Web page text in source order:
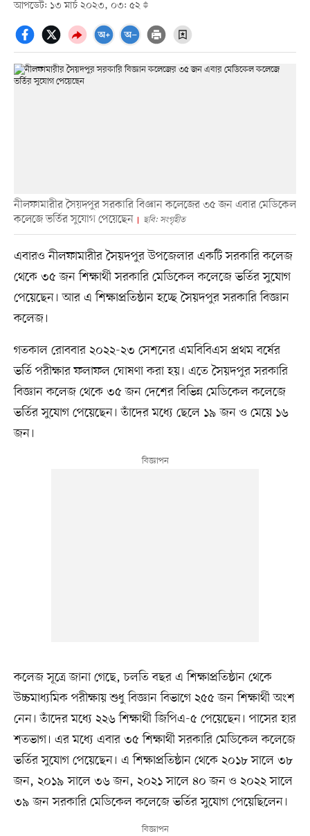
আপডেট: ১৩ মার্চ ২০২৩, ০৩: ৫২
নীলফামারীর সৈয়দপুর সরকারি বিজ্ঞান কলেজের ৩৫ জন এবার মেডিকেল
কলেজে ভর্তির সুযোগ পেয়েছেন
ছবি: সংগৃহীত
এবারও নীলফামারীর সৈয়দপুর উপজেলার একটি সরকারি কলেজ
থেকে ৩৫ জন শিক্ষার্থী সরকারি মেডিকেল কলেজে ভর্তির সুযোগ
পেয়েছেন। আর এ শিক্ষাপ্রতিষ্ঠান হচ্ছে সৈয়দপুর সরকারি বিজ্ঞান
কলেজ।
গতকাল রোববার ২০২২-২৩ সেশনের এমবিবিএস প্রথম বর্ষের
ভর্তি পরীক্ষার ফলাফল ঘোষণা করা হয়। এতে সৈয়দপুর সরকারি
বিজ্ঞান কলেজ থেকে ৩৫ জন দেশের বিভিন্ন মেডিকেল কলেজে
ভর্তির সুযোগ পেয়েছেন। তাঁদের মধ্যে ছেলে ১৯ জন ও মেয়ে ১৬
জন।
কলেজ সূত্রে জানা গেছে, চলতি বছর এ শিক্ষাপ্রতিষ্ঠান থেকে
উচ্চমাধ্যমিক পরীক্ষায় শুধু বিজ্ঞান বিভাগে ২৫৫ জন শিক্ষার্থী অংশ
নেন। তাঁদের মধ্যে ২২৬ শিক্ষার্থী জিপিএ-৫ পেয়েছেন। পাসের হার
শতভাগ। এর মধ্যে এবার ৩৫ শিক্ষার্থী সরকারি মেডিকেল কলেজে
ভর্তির সুযোগ পেয়েছেন। এ শিক্ষাপ্রতিষ্ঠান থেকে ২০১৮ সালে ৩৮
জন, ২০১৯ সালে ৩৬ জন, ২০২১ সালে ৪০ জন ও ২০২২ সালে
৩৯ জন সরকারি মেডিকেল কলেজে ভর্তির সুযোগ পেয়েছিলেন।